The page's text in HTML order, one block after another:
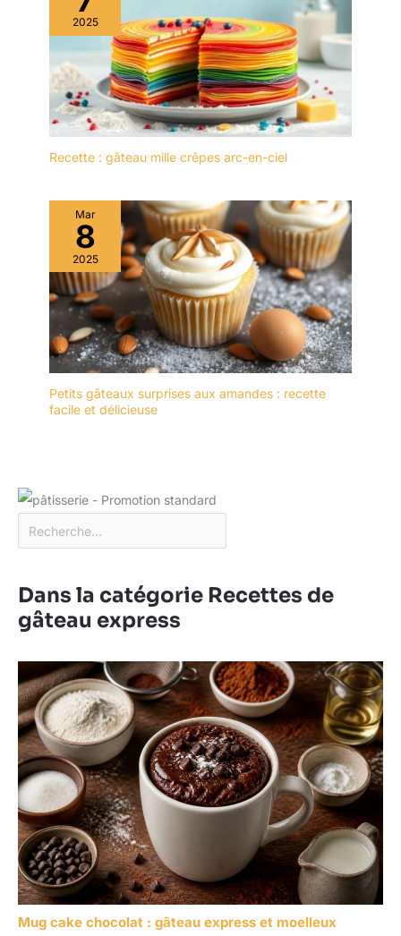
des biscuits, des
collations et des
pâtisseries. Bon pour le
brunch, le dîner, la fête, le
mariage et bien d'autres
occasions DESIGN:
L'ensemble d'assiettes
avec une forme
ergonomique et un
rebord étroit. Les rebords
empêchent les
déversements, gardent le
comptoir et la table
propres. Cadeau idéal
pour la fête des mères, la
fête des pères
EMBALLAGE: Un
emballage bien conçu
protège la vaisselle en
cassés
2025
Recette : gâteau mille crêpes arc-en-ciel
Mar
8
2025
Petits gâteaux surprises aux amandes : recette
facile et délicieuse
Dans la catégorie Recettes de
gâteau express
Mug cake chocolat : gâteau express et moelleux